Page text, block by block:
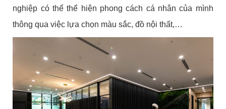
nghiệp có thể thể hiện phong cách cá nhân của mình
thông qua việc lựa chọn màu sắc, đồ nội thất,…